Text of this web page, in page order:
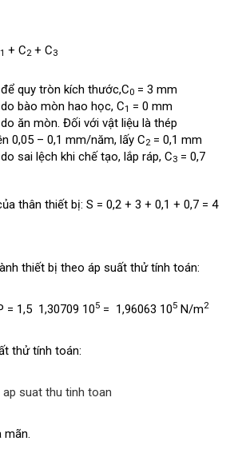
1 + C2 + C3
quy tròn kích thước,C0 = 3 mm
bào mòn hao học, C1 = 0 mm
ăn mòn. Đối với vật liệu là thép
0,05 – 0,1 mm/năm, lấy C2 = 0,1 mm
sai lệch khi chế tạo, lắp ráp, C3 = 0,7
thân thiết bị: S = 0,2 + 3 + 0,1 + 0,7 = 4
thiết bị theo áp suất thử tính toán:
= 1,5 1,30709 105 = 1,96063 105 N/m2
thử tính toán: